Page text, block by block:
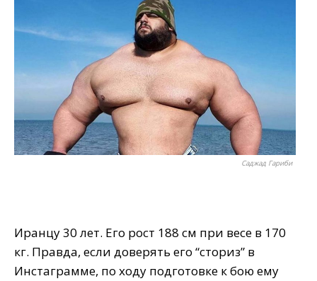
Саджад Гариби
Иранцу 30 лет. Его рост 188 см при весе в 170
кг. Правда, если доверять его “сториз” в
Инстаграмме, по ходу подготовке к бою ему